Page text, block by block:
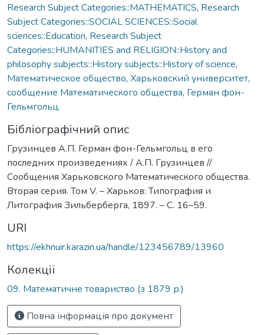
Research Subject Categories::MATHEMATICS, Research
Subject Categories::SOCIAL SCIENCES::Social
sciences::Education, Research Subject
Categories::HUMANITIES and RELIGION::History and
philosophy subjects::History subjects::History of science,
Математическое общество, Харьковский университет,
сообщение Математического общества, Герман фон-
Гельмгольц
Бібліографічний опис
Грузинцев А.П. Герман фон-Гельмгольц в его
последних произведениях / А.П. Грузинцев //
Сообщения Харьковского Математического общества.
Вторая серия. Том V. – Харьков: Типография и
Литография Зильберберга, 1897. – С. 16–59.
URI
https://ekhnuir.karazin.ua/handle/123456789/13960
Колекції
09. Математичне товариство (з 1879 р.)
Повна інформація про документ